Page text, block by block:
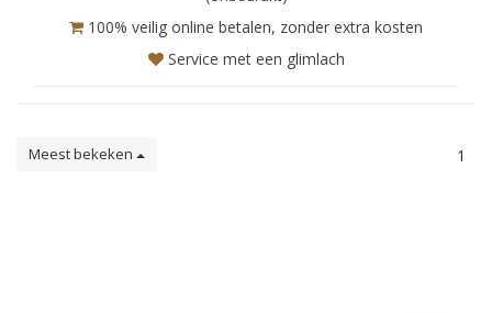
100% veilig online betalen, zonder extra kosten
Service met een glimlach
Meest bekeken 1